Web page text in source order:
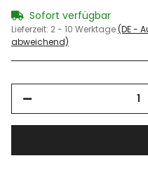
Sofort verfügbar
Lieferzeit: 2 - 10 Werktage(DE -
abweichend)